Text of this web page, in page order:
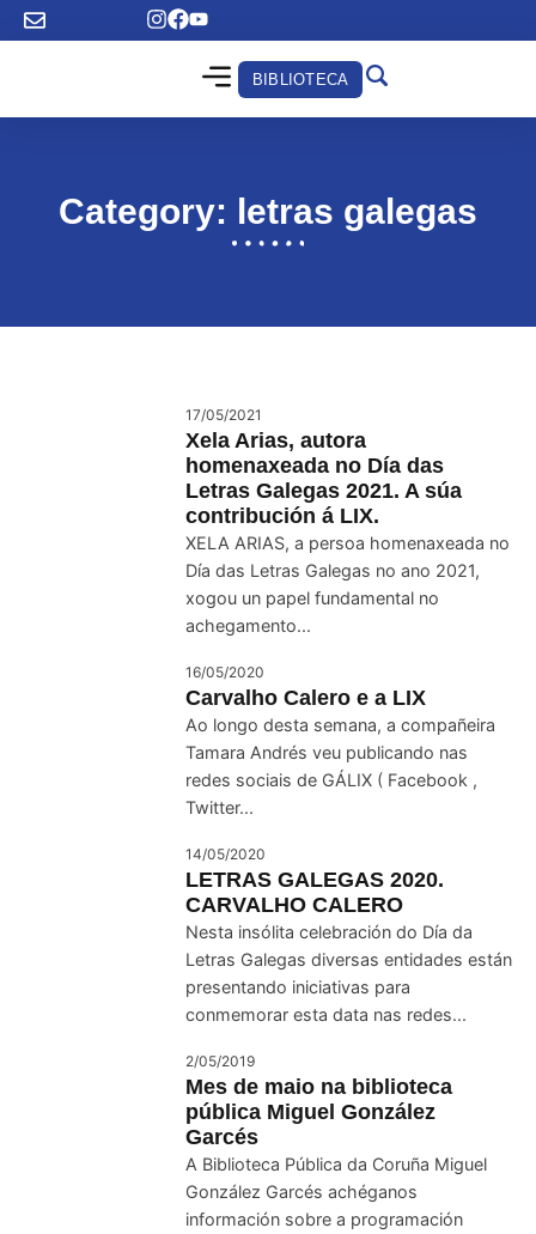
BIBLIOTECA
Category: letras galegas
17/05/2021
Xela Arias, autora
homenaxeada no Día das
Letras Galegas 2021. A súa
contribución á LIX.
XELA ARIAS, a persoa homenaxeada no
Día das Letras Galegas no ano 2021,
xogou un papel fundamental no
achegamento...
16/05/2020
Carvalho Calero e a LIX
Ao longo desta semana, a compañeira
Tamara Andrés veu publicando nas
redes sociais de GÁLIX ( Facebook ,
Twitter...
14/05/2020
LETRAS GALEGAS 2020.
CARVALHO CALERO
Nesta insólita celebración do Día da
Letras Galegas diversas entidades están
presentando iniciativas para
conmemorar esta data nas redes...
2/05/2019
Mes de maio na biblioteca
pública Miguel González
Garcés
A Biblioteca Pública da Coruña Miguel
González Garcés achéganos
información sobre a programación